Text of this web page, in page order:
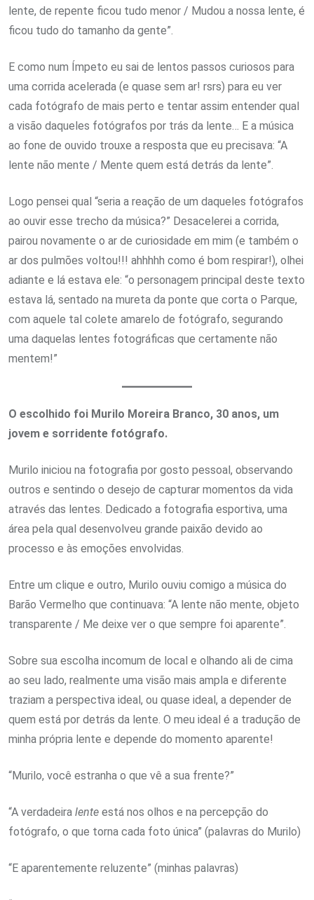
lente, de repente ficou tudo menor / Mudou a nossa lente, é
ficou tudo do tamanho da gente”.
E como num Ímpeto eu sai de lentos passos curiosos para
uma corrida acelerada (e quase sem ar! rsrs) para eu ver
cada fotógrafo de mais perto e tentar assim entender qual
a visão daqueles fotógrafos por trás da lente… E a música
ao fone de ouvido trouxe a resposta que eu precisava: “A
lente não mente / Mente quem está detrás da lente”.
Logo pensei qual “seria a reação de um daqueles fotógrafos
ao ouvir esse trecho da música?” Desacelerei a corrida,
pairou novamente o ar de curiosidade em mim (e também o
ar dos pulmões voltou!!! ahhhhh como é bom respirar!), olhei
adiante e lá estava ele: “o personagem principal deste texto
estava lá, sentado na mureta da ponte que corta o Parque,
com aquele tal colete amarelo de fotógrafo, segurando
uma daquelas lentes fotográficas que certamente não
mentem!”
O escolhido foi Murilo Moreira Branco, 30 anos, um
jovem e sorridente fotógrafo.
Murilo iniciou na fotografia por gosto pessoal, observando
outros e sentindo o desejo de capturar momentos da vida
através das lentes. Dedicado a fotografia esportiva, uma
área pela qual desenvolveu grande paixão devido ao
processo e às emoções envolvidas.
Entre um clique e outro, Murilo ouviu comigo a música do
Barão Vermelho que continuava: “A lente não mente, objeto
transparente / Me deixe ver o que sempre foi aparente”.
Sobre sua escolha incomum de local e olhando ali de cima
ao seu lado, realmente uma visão mais ampla e diferente
traziam a perspectiva ideal, ou quase ideal, a depender de
quem está por detrás da lente. O meu ideal é a tradução de
minha própria lente e depende do momento aparente!
“Murilo, você estranha o que vê a sua frente?”
“A verdadeira lente está nos olhos e na percepção do
fotógrafo, o que torna cada foto única” (palavras do Murilo)
“E aparentemente reluzente” (minhas palavras)